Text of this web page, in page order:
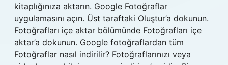
kitaplığınıza aktarın. Google Fotoğraflar
uygulamasını açın. Üst taraftaki Oluştur’a dokunun.
Fotoğrafları içe aktar bölümünde Fotoğrafları içe
aktar’a dokunun. Google fotoğraflardan tüm
Fotoğraflar nasıl indirilir? Fotoğraflarınızı veya